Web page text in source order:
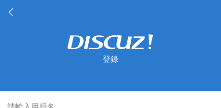
登錄